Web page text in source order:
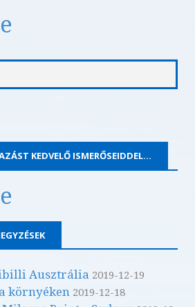
KEDVELŐ ISMERŐSEIDDEL…
Ausztrália 2019-12-19
környéken 2019-12-18